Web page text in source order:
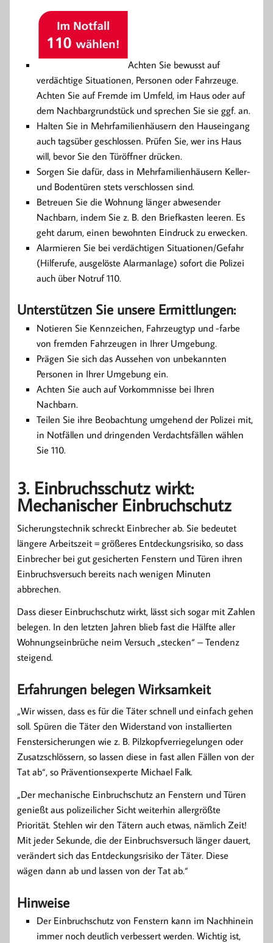
Achten Sie bewusst auf
verdächtige Situationen, Personen oder Fahrzeuge.
Achten Sie auf Fremde im Umfeld, im Haus oder auf
dem Nachbargrundstück und sprechen Sie sie ggf. an.
Halten Sie in Mehrfamilienhäusern den Hauseingang
auch tagsüber geschlossen. Prüfen Sie, wer ins Haus
will, bevor Sie den Türöffner drücken.
Sorgen Sie dafür, dass in Mehrfamilienhäusern Keller-
und Bodentüren stets verschlossen sind.
Betreuen Sie die Wohnung länger abwesender
Nachbarn, indem Sie z. B. den Briefkasten leeren. Es
geht darum, einen bewohnten Eindruck zu erwecken.
Alarmieren Sie bei verdächtigen Situationen/Gefahr
(Hilferufe, ausgelöste Alarmanlage) sofort die Polizei
auch über Notruf 110.
Unterstützen Sie unsere Ermittlungen:
Notieren Sie Kennzeichen, Fahrzeugtyp und -farbe
von fremden Fahrzeugen in Ihrer Umgebung.
Prägen Sie sich das Aussehen von unbekannten
Personen in Ihrer Umgebung ein.
Achten Sie auch auf Vorkommnisse bei Ihren
Nachbarn.
Teilen Sie ihre Beobachtung umgehend der Polizei mit,
in Notfällen und dringenden Verdachtsfällen wählen
Sie 110.
3. Einbruchsschutz wirkt:
Mechanischer Einbruchschutz
Sicherungstechnik schreckt Einbrecher ab. Sie bedeutet
längere Arbeitszeit = größeres Entdeckungsrisiko, so dass
Einbrecher bei gut gesicherten Fenstern und Türen ihren
Einbruchsversuch bereits nach wenigen Minuten
abbrechen.
Dass dieser Einbruchschutz wirkt, lässt sich sogar mit Zahlen
belegen. In den letzten Jahren blieb fast die Hälfte aller
Wohnungseinbrüche neim Versuch „stecken“ – Tendenz
steigend.
Erfahrungen belegen Wirksamkeit
„Wir wissen, dass es für die Täter schnell und einfach gehen
soll. Spüren die Täter den Widerstand von installierten
Fenstersicherungen wie z. B. Pilzkopfverriegelungen oder
Zusatzschlössern, so lassen diese in fast allen Fällen von der
Tat ab“, so Präventionsexperte Michael Falk.
„Der mechanische Einbruchschutz an Fenstern und Türen
genießt aus polizeilicher Sicht weiterhin allergrößte
Priorität. Stehlen wir den Tätern auch etwas, nämlich Zeit!
Mit jeder Sekunde, die der Einbruchsversuch länger dauert,
verändert sich das Entdeckungsrisiko der Täter. Diese
wägen dann ab und lassen von der Tat ab.“
Hinweise
Der Einbruchschutz von Fenstern kann im Nachhinein
immer noch deutlich verbessert werden. Wichtig ist,